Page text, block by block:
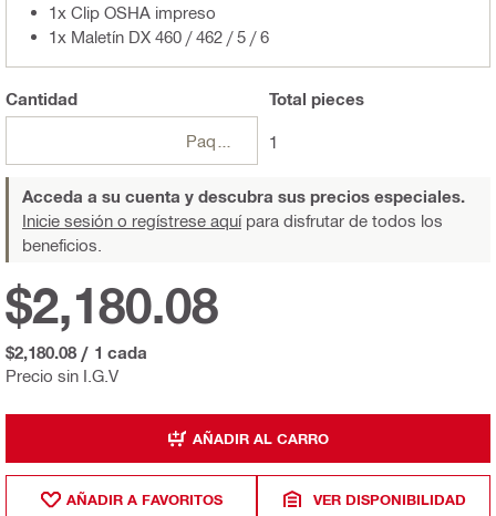
1x Clip OSHA impreso
1x Maletín DX 460 / 462 / 5 / 6
Cantidad Total pieces
1
Acceda a su cuenta y descubra sus precios especiales.
Inicie sesión o regístrese aquípara disfrutar de todos los
beneficios.
Precio sin I.G.V
$2,180.08
$2,180.08 / 1 cada
AÑADIR AL CARRO
AÑADIR A FAVORITOS VER DISPONIBILIDAD